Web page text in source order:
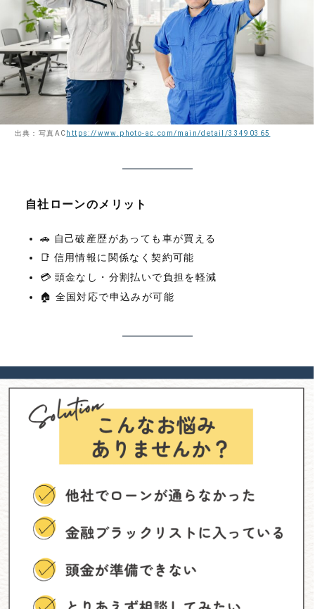
出典：写真AC https://www.photo-ac.com/main/detail/33490365
自社ローンのメリット
🚗 自己破産歴があっても車が買える
📑 信用情報に関係なく契約可能
💳 頭金なし・分割払いで負担を軽減
🏠 全国対応で申込みが可能